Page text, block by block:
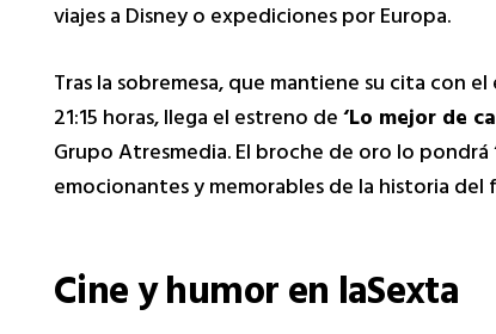
viajes a Disney o expediciones por Europa.
Tras la sobremesa, que mantiene su cita con
21:15 horas, llega el estreno de‘Lo mejor de
Grupo Atresmedia. El broche de oro lo pondrá
emocionantes y memorables de la historia
Cine y humor en laSexta